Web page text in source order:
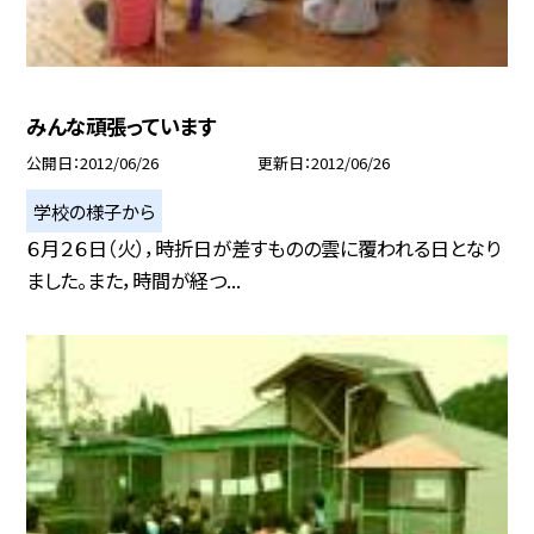
みんな頑張っています
公開日 2012/06/26 更新日 2012/06/26
学校の様子から
６月２６日（火），時折日が差すものの雲に覆われる日となり
ました。また，時間が経つ...